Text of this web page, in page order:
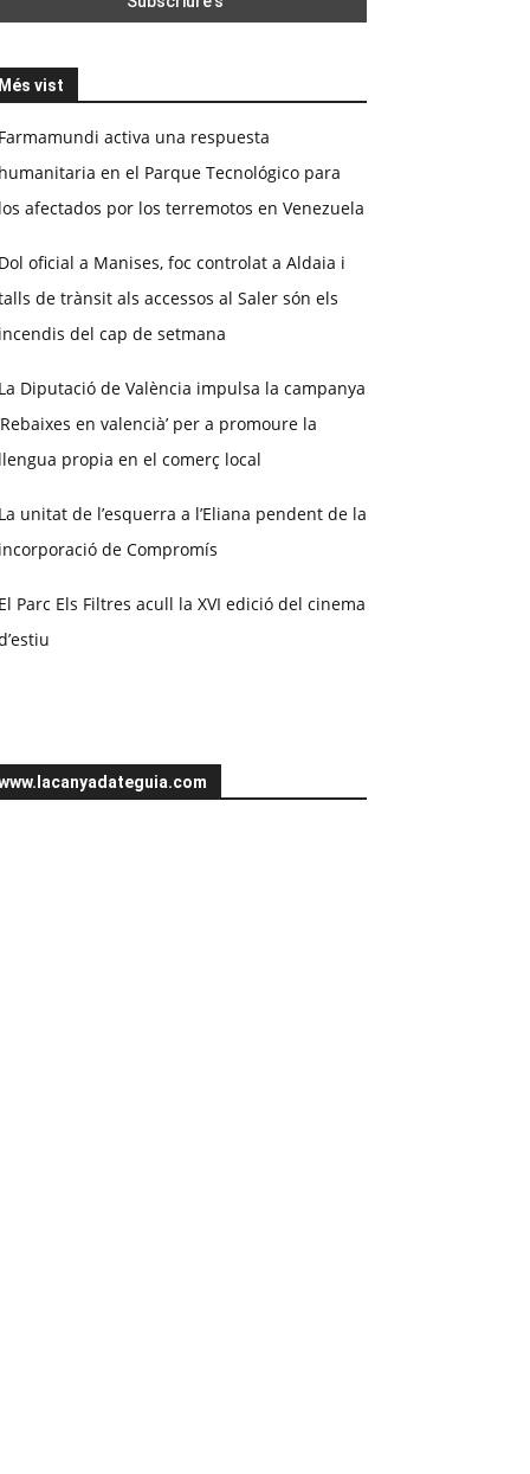
Més vist
Farmamundi activa una respuesta
humanitaria en el Parque Tecnológico para
los afectados por los terremotos en Venezuela
Dol oficial a Manises, foc controlat a Aldaia i
de trànsit als accessos al Saler són els
incendis del cap de setmana
La Diputació de València impulsa la campanya
en valencià’ per a promoure la
llengua propia en el comerç local
La unitat de l’esquerra a l’Eliana pendent de la
incorporació de Compromís
El Parc Els Filtres acull la XVI edició del cinema